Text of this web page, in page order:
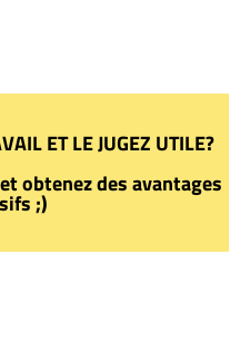
ET LE JUGEZ UTILE?
obtenez des avantages
;)